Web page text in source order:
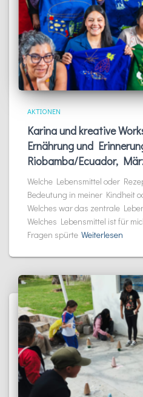
AKTIONEN
Karina und kreative
Ernährung und
Riobamba/Ecuador,
Welche Lebensmittel oder
Bedeutung in meiner Kindheit
Welches war das zentrale
Welches Lebensmittel ist für
Fragen spürte Weiterlesen